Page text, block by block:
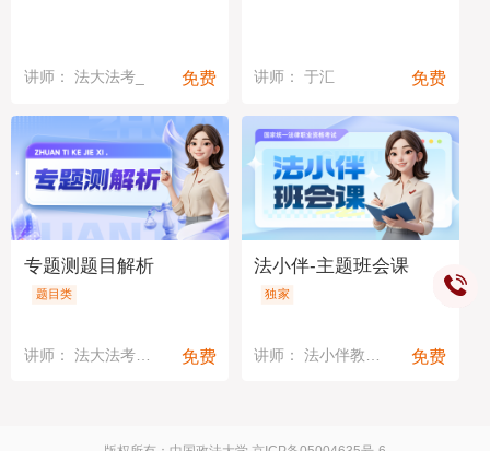
讲师： 法大法考_ 免费 讲师： 于汇 免费
专题测题目解析
题目类
讲师： 法大法考教研中心 免费
法小伴-主题班会课
独家
免费